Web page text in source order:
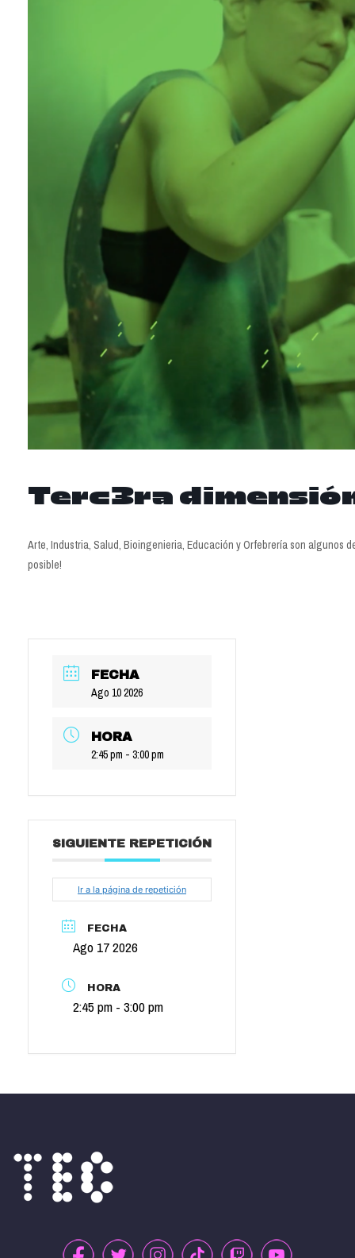
Terc3ra
Arte, Industria, Salud, Bioingenieria, Educación y Orfebrería son algunos
posible!
FECHA
Ago 10 2026
HORA
2:45 pm - 3:00 pm
SIGUIENTE REPETICIÓN
Ir a la página de repetición
FECHA
Ago 17 2026
HORA
2:45 pm - 3:00 pm